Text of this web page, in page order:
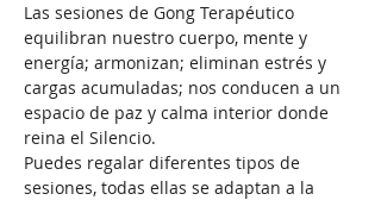
Las sesiones de Gong Terapéutico
equilibran nuestro cuerpo, mente y
energía; armonizan; eliminan estrés y
cargas acumuladas; nos conducen a un
espacio de paz y calma interior donde
reina el Silencio.
Puedes regalar diferentes tipos de
sesiones, todas ellas se adaptan a la